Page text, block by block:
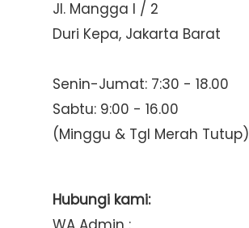
Jl. Mangga I / 2
Duri Kepa, Jakarta Barat
Senin-Jumat: 7:30 - 18.00
Sabtu: 9:00 - 16.00
(Minggu & Tgl Merah Tutup)
Hubungi kami: